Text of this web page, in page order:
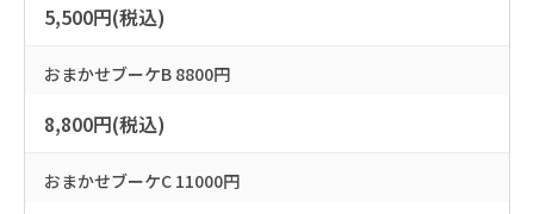
5,500円(税込)
おまかせブーケB 8800円
8,800円(税込)
おまかせブーケC 11000円